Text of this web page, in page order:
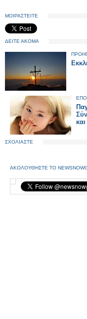
ΜΟΙΡΑΣΤΕΙΤΕ
ΔΕΙΤΕ ΑΚΟΜΑ
ΣΧΟΛΙΑΣΤΕ
ΑΚΟΛΟΥΘΗΣΤΕ ΤΟ